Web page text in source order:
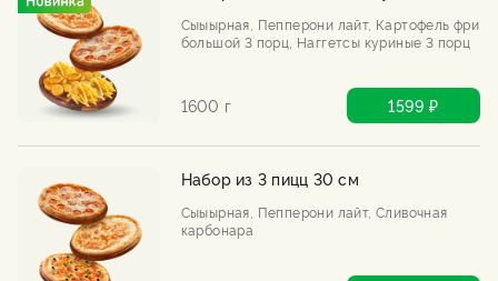
Сыыырная, Пепперони лайт, Картофель фри
большой 3 порц, Наггетсы куриные 3 порц
1600 г 1599 ₽
Набор из 3 пицц 30 см
Сыыырная, Пепперони лайт, Сливочная
карбонара